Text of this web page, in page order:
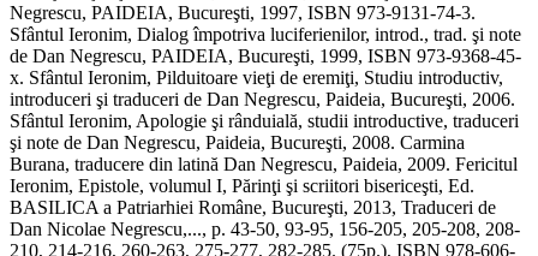
Negrescu, PAIDEIA, Bucureşti, 1997, ISBN 973-9131-74-3.
Sfântul Ieronim, Dialog împotriva luciferienilor, introd., trad. şi note
de Dan Negrescu, PAIDEIA, Bucureşti, 1999, ISBN 973-9368-45-
x. Sfântul Ieronim, Pilduitoare vieţi de eremiţi, Studiu introductiv,
introduceri şi traduceri de Dan Negrescu, Paideia, Bucureşti, 2006.
Sfântul Ieronim, Apologie şi rânduială, studii introductive, traduceri
şi note de Dan Negrescu, Paideia, Bucureşti, 2008. Carmina
Burana, traducere din latină Dan Negrescu, Paideia, 2009. Fericitul
Ieronim, Epistole, volumul I, Părinţi şi scriitori bisericeşti, Ed.
BASILICA a Patriarhiei Române, Bucureşti, 2013, Traduceri de
Dan Nicolae Negrescu,..., p. 43-50, 93-95, 156-205, 205-208, 208-
210, 214-216, 260-263, 275-277, 282-285. (75p.), ISBN 978-606-